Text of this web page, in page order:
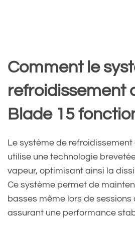
Comment le
refroidissement
Blade 15
Le système de refroidissement
utilise une technologie
vapeur, optimisant ainsi la
Ce système permet de
basses même lors de sessions
assurant une performance